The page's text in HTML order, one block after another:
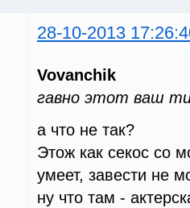
28-10-2013
Vovanchik
гавно этот ваш
а что не так?
Этож как секос со
умеет, завести не
ну что там -